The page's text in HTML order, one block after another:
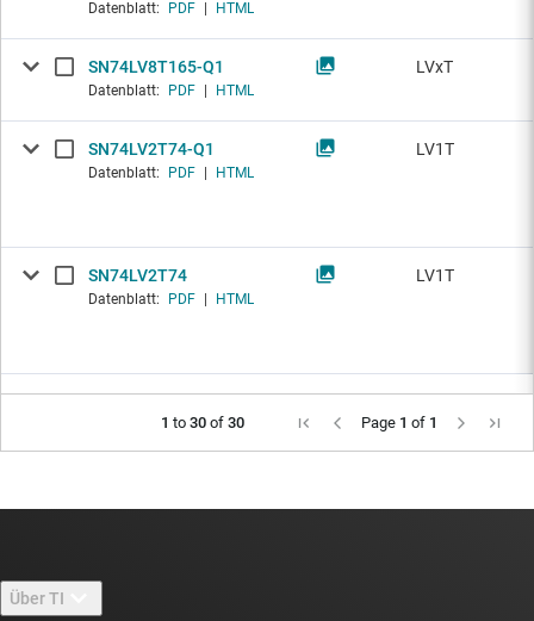
Datenblatt: PDF HTML
SN74LV8T165-Q1
Datenblatt: PDF HTML
LVxT
SN74LV2T74-Q1
Datenblatt: PDF HTML
LV1T
SN74LV2T74
Datenblatt: PDF HTML
LV1T
1 to 30 of 30 Page 1 of 1
Über TI